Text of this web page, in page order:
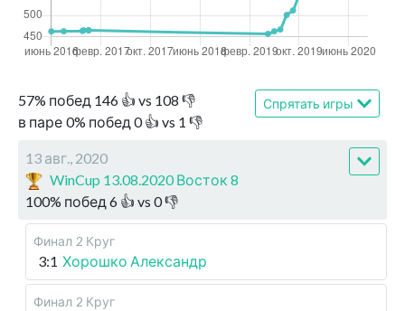
57% побед 146 👍 vs 108 👎
в паре 0% побед 0👍 vs 1 👎
Спрятать игры
13 авг., 2020
WinCup 13.08.2020 Восток 8
100% побед 6 👍 vs 0👎
Финал 2 Круг
3:1 Хорошко Александр
Финал 2 Круг